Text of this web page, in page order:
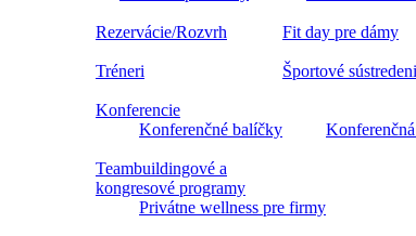
Rezervácie/Rozvrh
Fit day pre dámy
Tréneri
Športové
Konferencie
Konferenčné balíčky
Teambuildingové a
kongresové programy
Privátne wellness pre firmy